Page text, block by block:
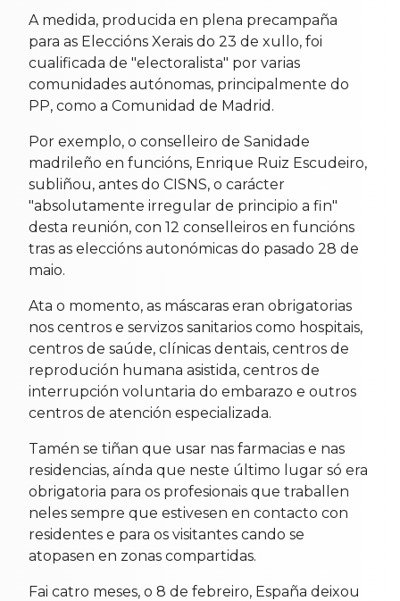
A medida, producida en plena precampaña
para as Eleccións Xerais do 23 de xullo, foi
cualificada de "electoralista" por varias
comunidades autónomas, principalmente do
PP, como a Comunidad de Madrid.
Por exemplo, o conselleiro de Sanidade
madrileño en funcións, Enrique Ruiz Escudeiro,
subliñou, antes do CISNS, o carácter
"absolutamente irregular de principio a fin"
desta reunión, con 12 conselleiros en funcións
tras as eleccións autonómicas do pasado 28 de
maio.
Ata o momento, as máscaras eran obrigatorias
nos centros e servizos sanitarios como hospitais,
centros de saúde, clínicas dentais, centros de
reprodución humana asistida, centros de
interrupción voluntaria do embarazo e outros
centros de atención especializada.
Tamén se tiñan que usar nas farmacias e nas
residencias, aínda que neste último lugar só era
obrigatoria para os profesionais que traballen
neles sempre que estivesen en contacto con
residentes e para os visitantes cando se
atopasen en zonas compartidas.
Fai catro meses, o 8 de febreiro, España deixou